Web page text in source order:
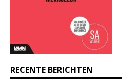
.RECENTE BERICHTEN